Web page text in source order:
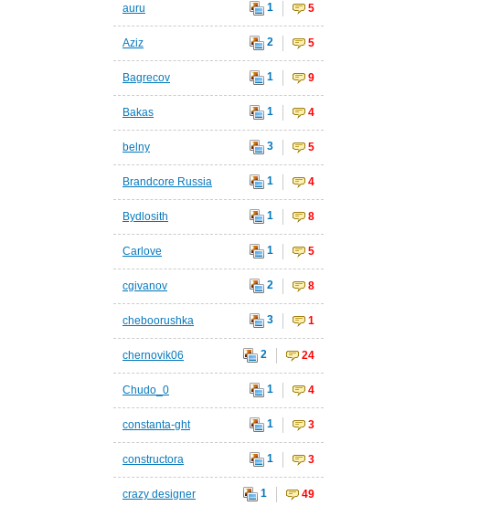
auru 1 5
Aziz 2 5
Bagrecov 1 9
Bakas 1 4
belny 3 5
Brandcore Russia 1 4
Bydlosith 1 8
Carlove 1 5
cgivanov 2 8
cheboorushka 3 1
chernovik06 2 24
Chudo_0 1 4
constanta-ght 1 3
constructora 1 3
crazy designer 1 49